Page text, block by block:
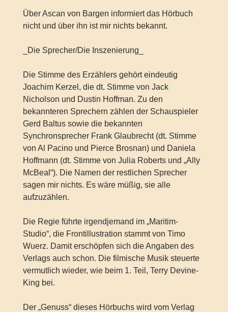
Über Ascan von Bargen informiert das Hörbuch
nicht und über ihn ist mir nichts bekannt.
_Die Sprecher/Die Inszenierung_
Die Stimme des Erzählers gehört eindeutig
Joachim Kerzel, die dt. Stimme von Jack
Nicholson und Dustin Hoffman. Zu den
bekannteren Sprechern zählen der Schauspieler
Gerd Baltus sowie die bekannten
Synchronsprecher Frank Glaubrecht (dt. Stimme
von Al Pacino und Pierce Brosnan) und Daniela
Hoffmann (dt. Stimme von Julia Roberts und „Ally
McBeal“). Die Namen der restlichen Sprecher
sagen mir nichts. Es wäre müßig, sie alle
aufzuzählen.
Die Regie führte irgendjemand im „Maritim-
Studio“, die Frontillustration stammt von Timo
Wuerz. Damit erschöpfen sich die Angaben des
Verlags auch schon. Die filmische Musik steuerte
vermutlich wieder, wie beim 1. Teil, Terry Devine-
King bei.
Der „Genuss“ dieses Hörbuchs wird vom Verlag